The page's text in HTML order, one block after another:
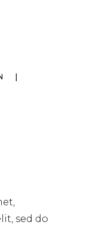
sed do